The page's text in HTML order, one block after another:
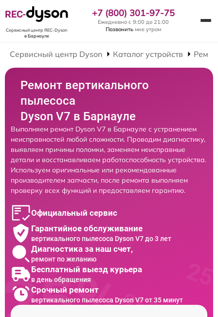
REC-
Сервисный центр REC-Dyson
в Барнауле
+7 (800) 301-97-75
Ежедневно с 9:00 до 21:00
Позвонить мне утром
Сервисный центр Dyson Каталог устройств
Ремонт вертикального
пылесоса
Dyson V7 в Барнауле
Выполняем ремонт Dyson V7 в Барнауле с устранением
неисправностей любой сложности. Проводим диагностику,
выявляем причины поломки, заменяем неисправные
детали и восстанавливаем работоспособность устройства.
Используем оригинальные или рекомендованные
производителем запчасти, после ремонта выполняем
проверку всех функций и предоставляем гарантию.
Официальный сервис
Гарантийное обслуживание
вертикального пылесоса Dyson V7 до 3 лет
Диагностика за наш счет,
ремонт по желанию
Бесплатный выезд курьера
в день обращения
Срочный ремонт
вертикального пылесоса Dyson V7 от 35 минут